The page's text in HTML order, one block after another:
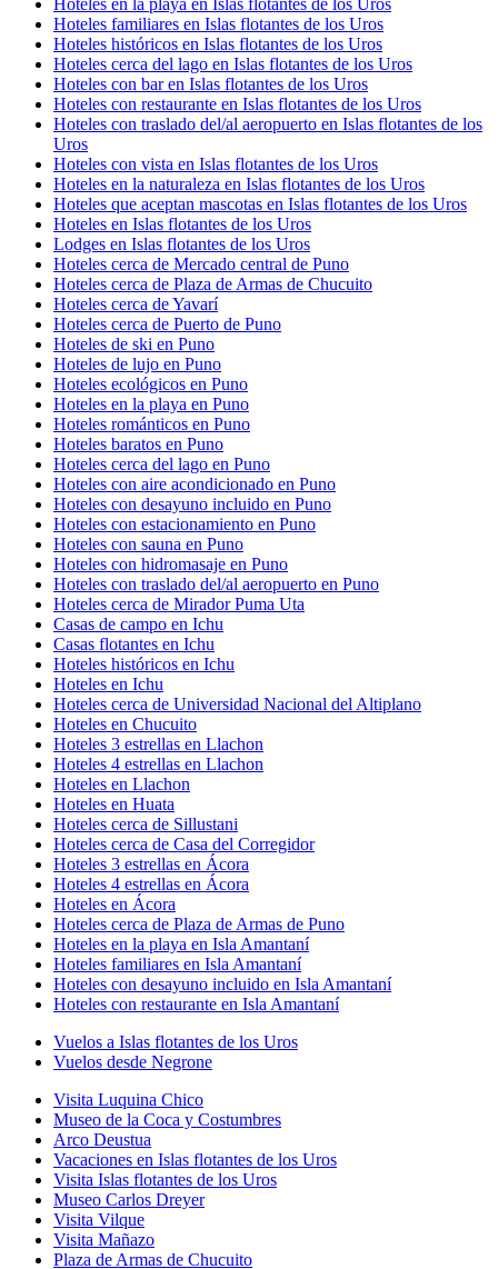
Hoteles familiares en Islas flotantes de los Uros
Hoteles históricos en Islas flotantes de los Uros
Hoteles cerca del lago en Islas flotantes de los Uros
Hoteles con bar en Islas flotantes de los Uros
Hoteles con restaurante en Islas flotantes de los Uros
Hoteles con traslado del/al aeropuerto en Islas flotantes de los
Uros
Hoteles con vista en Islas flotantes de los Uros
Hoteles en la naturaleza en Islas flotantes de los Uros
Hoteles que aceptan mascotas en Islas flotantes de los Uros
Hoteles en Islas flotantes de los Uros
Lodges en Islas flotantes de los Uros
Hoteles cerca de Mercado central de Puno
Hoteles cerca de Plaza de Armas de Chucuito
Hoteles cerca de Yavarí
Hoteles cerca de Puerto de Puno
Hoteles de ski en Puno
Hoteles de lujo en Puno
Hoteles ecológicos en Puno
Hoteles en la playa en Puno
Hoteles románticos en Puno
Hoteles baratos en Puno
Hoteles cerca del lago en Puno
Hoteles con aire acondicionado en Puno
Hoteles con desayuno incluido en Puno
Hoteles con estacionamiento en Puno
Hoteles con sauna en Puno
Hoteles con hidromasaje en Puno
Hoteles con traslado del/al aeropuerto en Puno
Hoteles cerca de Mirador Puma Uta
Casas de campo en Ichu
Casas flotantes en Ichu
Hoteles históricos en Ichu
Hoteles en Ichu
Hoteles cerca de Universidad Nacional del Altiplano
Hoteles en Chucuito
Hoteles 3 estrellas en Llachon
Hoteles 4 estrellas en Llachon
Hoteles en Llachon
Hoteles en Huata
Hoteles cerca de Sillustani
Hoteles cerca de Casa del Corregidor
Hoteles 3 estrellas en Ácora
Hoteles 4 estrellas en Ácora
Hoteles en Ácora
Hoteles cerca de Plaza de Armas de Puno
Hoteles en la playa en Isla Amantaní
Hoteles familiares en Isla Amantaní
Hoteles con desayuno incluido en Isla Amantaní
Hoteles con restaurante en Isla Amantaní
Vuelos a Islas flotantes de los Uros
Vuelos desde Negrone
Visita Luquina Chico
Museo de la Coca y Costumbres
Arco Deustua
Vacaciones en Islas flotantes de los Uros
Visita Islas flotantes de los Uros
Museo Carlos Dreyer
Visita Vilque
Visita Mañazo
Plaza de Armas de Chucuito